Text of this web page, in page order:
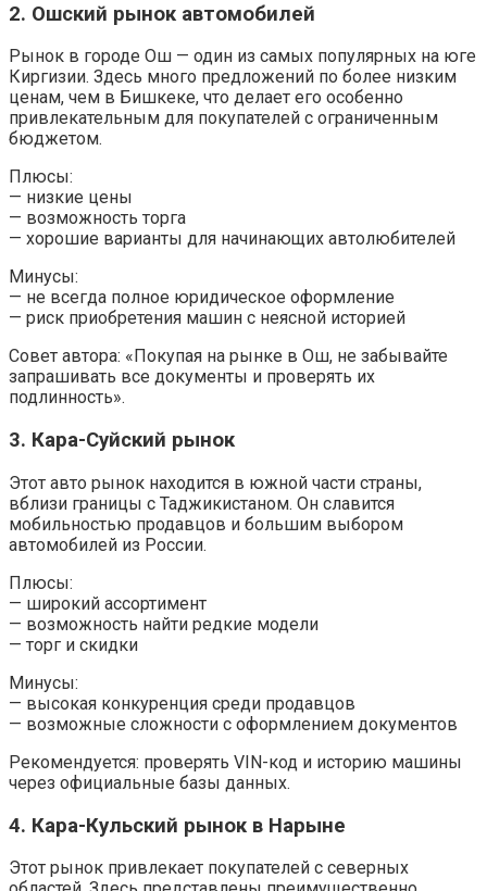
2. Ошский рынок автомобилей
Рынок в городе Ош — один из самых популярных на юге
Киргизии. Здесь много предложений по более низким
ценам, чем в Бишкеке, что делает его особенно
привлекательным для покупателей с ограниченным
бюджетом.
Плюсы:
— низкие цены
— возможность торга
— хорошие варианты для начинающих автолюбителей
Минусы:
— не всегда полное юридическое оформление
— риск приобретения машин с неясной историей
Совет автора: «Покупая на рынке в Ош, не забывайте
запрашивать все документы и проверять их
подлинность».
3. Кара-Суйский рынок
Этот авто рынок находится в южной части страны,
вблизи границы с Таджикистаном. Он славится
мобильностью продавцов и большим выбором
автомобилей из России.
Плюсы:
— широкий ассортимент
— возможность найти редкие модели
— торг и скидки
Минусы:
— высокая конкуренция среди продавцов
— возможные сложности с оформлением документов
Рекомендуется: проверять VIN-код и историю машины
через официальные базы данных.
4. Кара-Кульский рынок в Нарыне
Этот рынок привлекает покупателей с северных